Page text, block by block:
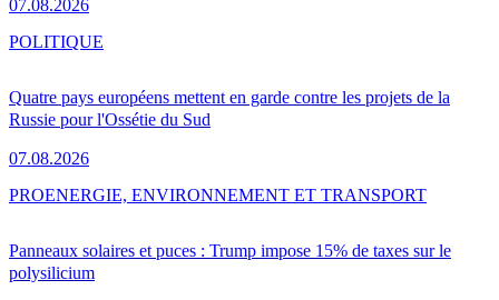
07.08.2026
Quatre pays européens mettent en garde contre les projets de la
Russie pour l'Ossétie du Sud
07.08.2026
POLITIQUE
Panneaux solaires et puces : Trump impose 15% de taxes sur le
polysilicium
PROENERGIE, ENVIRONNEMENT ET TRANSPORT